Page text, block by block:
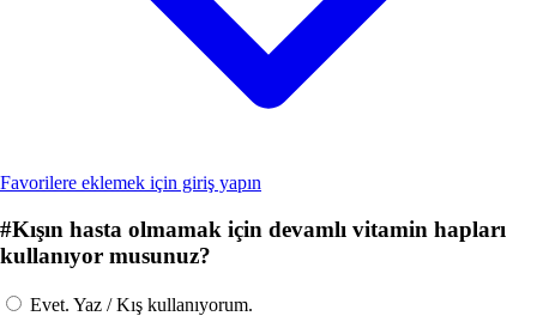
Favorilere eklemek için giriş yapın
#Kışın hasta olmamak için devamlı vitamin hapları
kullanıyor musunuz?
Evet. Yaz / Kış kullanıyorum.